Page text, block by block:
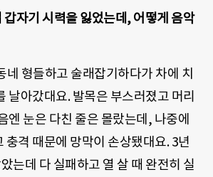
자기 시력을 잃었는데, 어떻게 음악
네 형들하고 술래잡기하다가 차에 치
날아갔대요. 발목은 부스러졌고 머리
엔 눈은 다친 줄은 몰랐는데, 나중에
충격 때문에 망막이 손상됐대요. 3년
는데 다 실패하고 열 살 때 완전히 실